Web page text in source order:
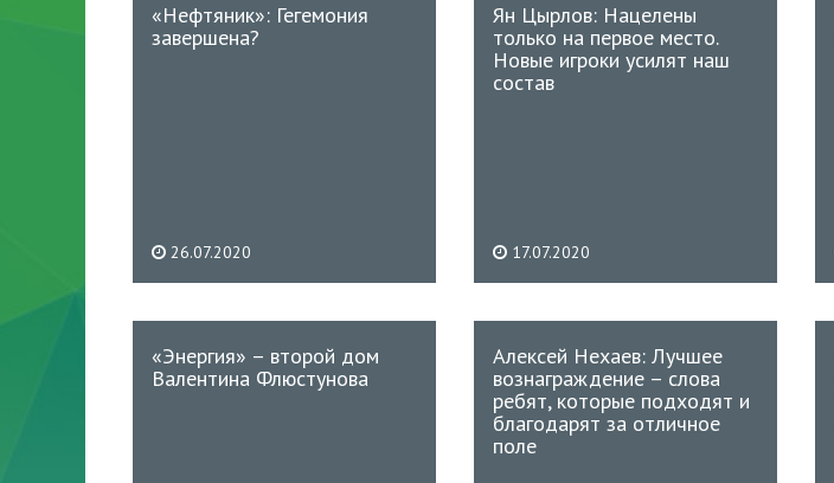
«Нефтяник»: Гегемония
завершена?
26.07.2020
Ян Цырлов: Нацелены
только на первое место.
Новые игроки усилят наш
состав
17.07.2020
«Энергия» – второй дом
Валентина Флюстунова
Алексей Нехаев: Лучшее
вознаграждение – слова
ребят, которые подходят и
благодарят за отличное
поле